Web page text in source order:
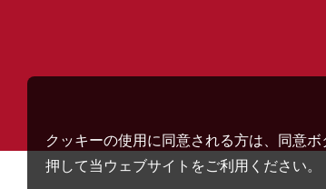
クッキーの使用に同意される方は、同意ボ
押して当ウェブサイトをご利用ください。